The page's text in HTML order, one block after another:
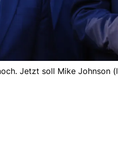
Jetzt soll Mike Johnson